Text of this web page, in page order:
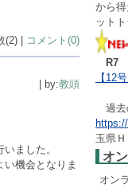
(2) | コメント(0)
| by:教頭
ました。
機会となりま
から
ット
R7
【12
過去
玉県Ｈ
オ
オン